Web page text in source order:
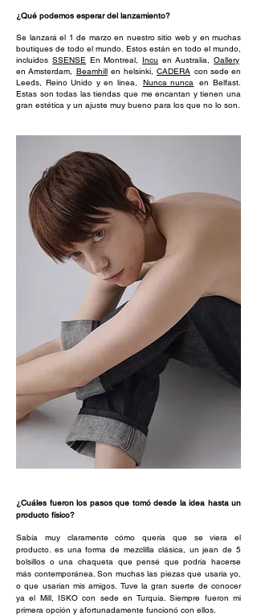
¿Qué podemos esperar del lanzamiento?
Se lanzará el 1 de marzo en nuestro sitio web y en muchas
boutiques de todo el mundo. Estos están en todo el mundo,
incluidos SSENSE En Montreal, Incu en Australia, Oallery
en Amsterdam, Beamhill en helsinki, CADERA con sede en
Leeds, Reino Unido y en línea,
Nunca nunca en Belfast.
Estas son todas las tiendas que me encantan y tienen una
gran estética y un ajuste muy bueno para los que no lo son.
¿Cuáles fueron los pasos que tomó desde la idea hasta un
producto físico?
Sabía muy claramente cómo quería que se viera el
producto. es una forma de mezclilla clásica, un jean de 5
bolsillos o una chaqueta que pensé que podría hacerse
más contemporánea. Son muchas las piezas que usaría yo,
o que usarían mis amigos. Tuve la gran suerte de conocer
ya el Mill, ISKO con sede en Turquía. Siempre fueron mi
primera opción y afortunadamente funcionó con ellos.